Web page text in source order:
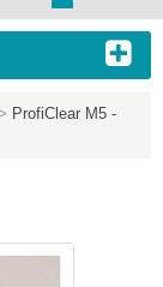
ProfiClear M5 -